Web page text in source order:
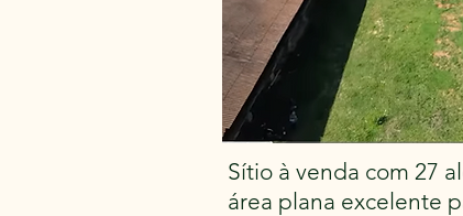
Sítio à venda com 27
área plana excelente